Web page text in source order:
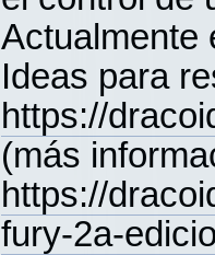
Actualmente
Ideas para
https://
(más
https://
fury-2a-